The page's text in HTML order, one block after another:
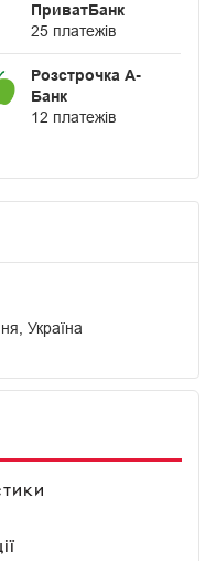
ПриватБанк
25 платежів
Розстрочка А-
Банк
12 платежів
Україна